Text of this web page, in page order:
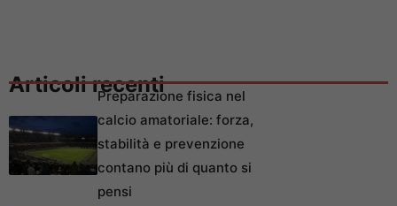
Articoli recentiPreparazione fisica nel
calcio amatoriale: forza,
stabilità e prevenzione
contano più di quanto si
pensi